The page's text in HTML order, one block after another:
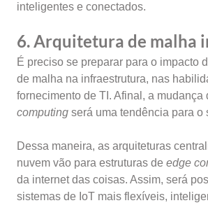
inteligentes e conectados.
6. Arquitetura de malha
É preciso se preparar para o impacto
de malha na infraestrutura, nas
fornecimento de TI. Afinal, a mudança
computing será uma tendência para o
Dessa maneira, as arquiteturas
nuvem vão para estruturas de edge
da internet das coisas. Assim, será
sistemas de IoT mais flexíveis,